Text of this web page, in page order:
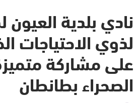
نادي بلدية العيون
لذوي الاحتياجات
على مشاركة
الصحراء بطانطان